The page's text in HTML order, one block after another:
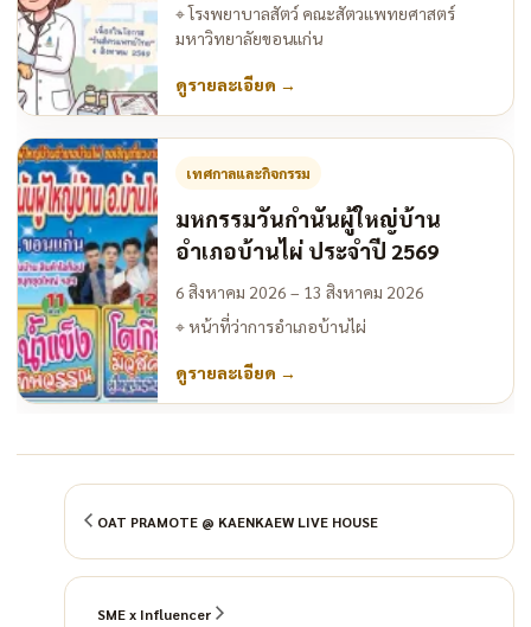
⌖โรงพยาบาลสัตว์ คณะสัตวแพทยศาสตร์
มหาวิทยาลัยขอนแก่น
ดูรายละเอียด →
เทศกาลและกิจกรรม
มหกรรมวันกำนันผู้ใหญ่บ้าน
อำเภอบ้านไผ่ ประจำปี 2569
6 สิงหาคม 2026 – 13 สิงหาคม 2026
⌖ หน้าที่ว่าการอำเภอบ้านไผ่
ดูรายละเอียด →
OAT PRAMOTE @ KAENKAEW LIVE HOUSE
SME x Influencer